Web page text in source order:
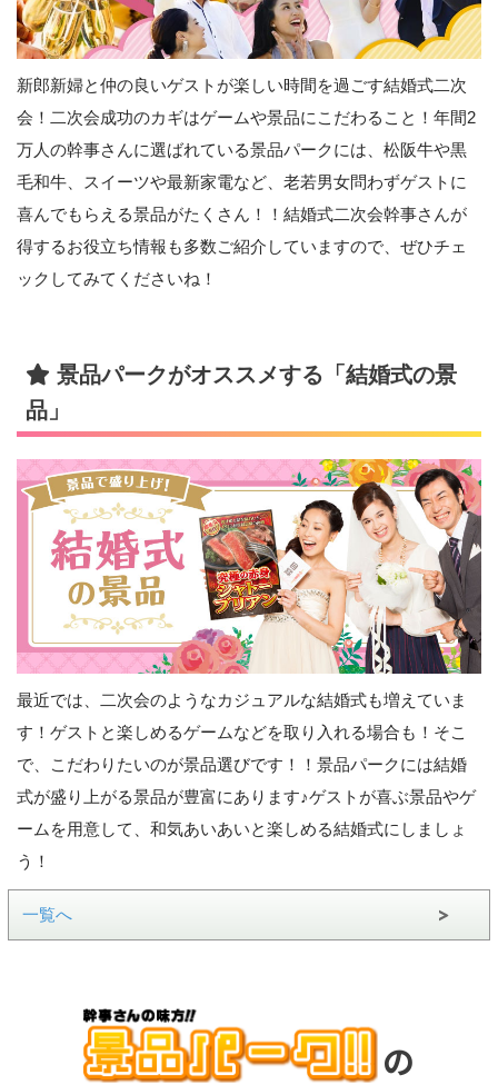
新郎新婦と仲の良いゲストが楽しい時間を過ごす結婚式二次
会！二次会成功のカギはゲームや景品にこだわること！年間2
万人の幹事さんに選ばれている景品パークには、松阪牛や黒
毛和牛、スイーツや最新家電など、老若男女問わずゲストに
喜んでもらえる景品がたくさん！！結婚式二次会幹事さんが
得するお役立ち情報も多数ご紹介していますので、ぜひチェ
ックしてみてくださいね！
景品パークがオススメする「結婚式の景
品」
最近では、二次会のようなカジュアルな結婚式も増えていま
す！ゲストと楽しめるゲームなどを取り入れる場合も！そこ
で、こだわりたいのが景品選びです！！景品パークには結婚
式が盛り上がる景品が豊富にあります♪ゲストが喜ぶ景品やゲ
ームを用意して、和気あいあいと楽しめる結婚式にしましょ
う！
一覧へ
の